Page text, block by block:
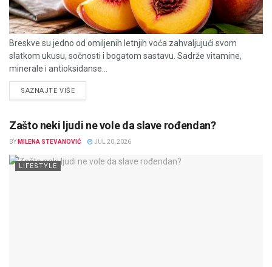
Breskve su jedno od omiljenih letnjih voća zahvaljujući svom
slatkom ukusu, sočnosti i bogatom sastavu. Sadrže vitamine,
minerale i antioksidanse...
SAZNAJTE VIŠEDETAILS
Zašto neki ljudi ne vole da slave rođendan?
BY MILENA STEVANOVIĆ JUL 20, 2026
LIFESTYLE